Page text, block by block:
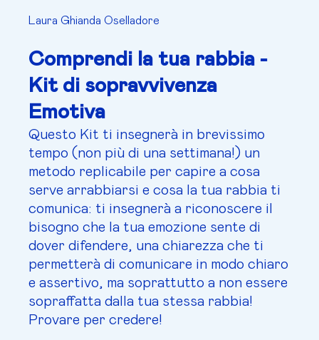
Laura Ghianda Oselladore
Comprendi la tua rabbia -
Kit di sopravvivenza
Emotiva
Questo Kit ti insegnerà in brevissimo
tempo (non più di una settimana!) un
metodo replicabile per capire a cosa
serve arrabbiarsi e cosa la tua rabbia ti
comunica: ti insegnerà a riconoscere il
bisogno che la tua emozione sente di
dover difendere, una chiarezza che ti
permetterà di comunicare in modo chiaro
e assertivo, ma soprattutto a non essere
sopraffatta dalla tua stessa rabbia!
Provare per credere!